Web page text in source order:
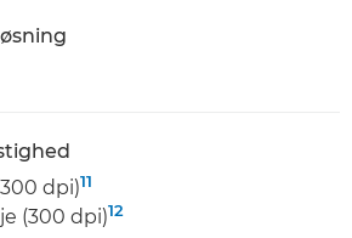
dpi)11
(300 dpi)12